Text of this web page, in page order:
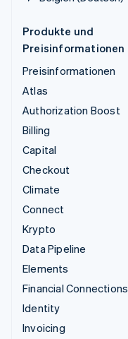
Produkte und
Preisinformationen
Preisinformationen
Atlas
Authorization Boost
Billing
Capital
Checkout
Climate
Connect
Krypto
Data Pipeline
Elements
Financial Connections
Identity
Invoicing